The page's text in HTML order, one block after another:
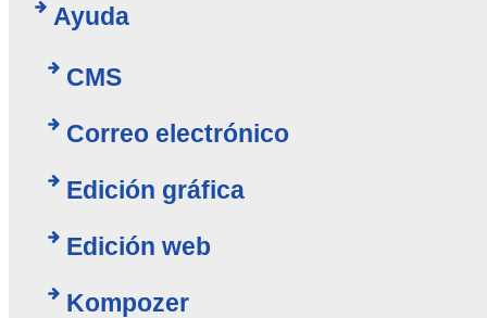
Ayuda
CMS
Correo electrónico
Edición gráfica
Edición web
Kompozer